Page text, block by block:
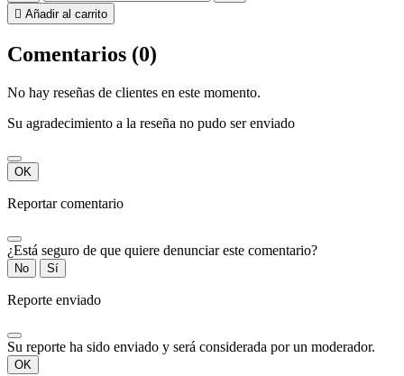
 Añadir al carrito
Comentarios (0)
No hay reseñas de clientes en este momento.
Su agradecimiento a la reseña no pudo ser enviado
OK
Reportar comentario
¿Está seguro de que quiere denunciar este comentario?
No Sí
Reporte enviado
Su reporte ha sido enviado y será considerada por un moderador.
OK